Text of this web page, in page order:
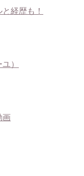
経歴も！
）
画